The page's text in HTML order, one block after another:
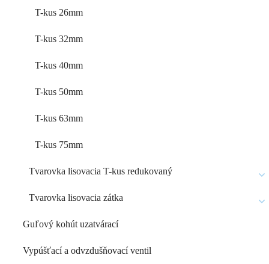
T-kus 26mm
T-kus 32mm
T-kus 40mm
T-kus 50mm
T-kus 63mm
T-kus 75mm
Tvarovka lisovacia T-kus redukovaný
Tvarovka lisovacia zátka
Guľový kohút uzatvárací
Vypúšťací a odvzdušňovací ventil